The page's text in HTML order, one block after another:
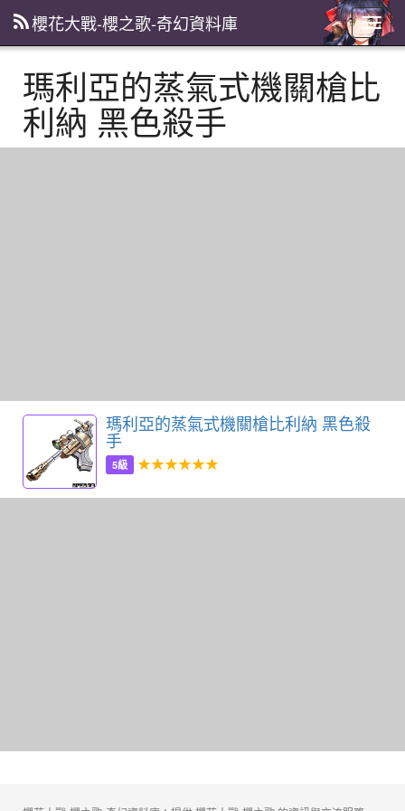
主
選
櫻花大戰-櫻之歌-奇幻資料庫
瑪利亞的蒸氣式機關槍比
利納 黑色殺手
瑪利亞的蒸氣式機關槍比利納 黑色殺
手
5級 ★★★★★★